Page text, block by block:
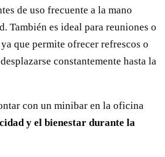
de uso frecuente a la mano
También es ideal para reuniones o
que permite ofrecer refrescos o
constantemente hasta la
con un minibar en la oficina
y el bienestar durante la